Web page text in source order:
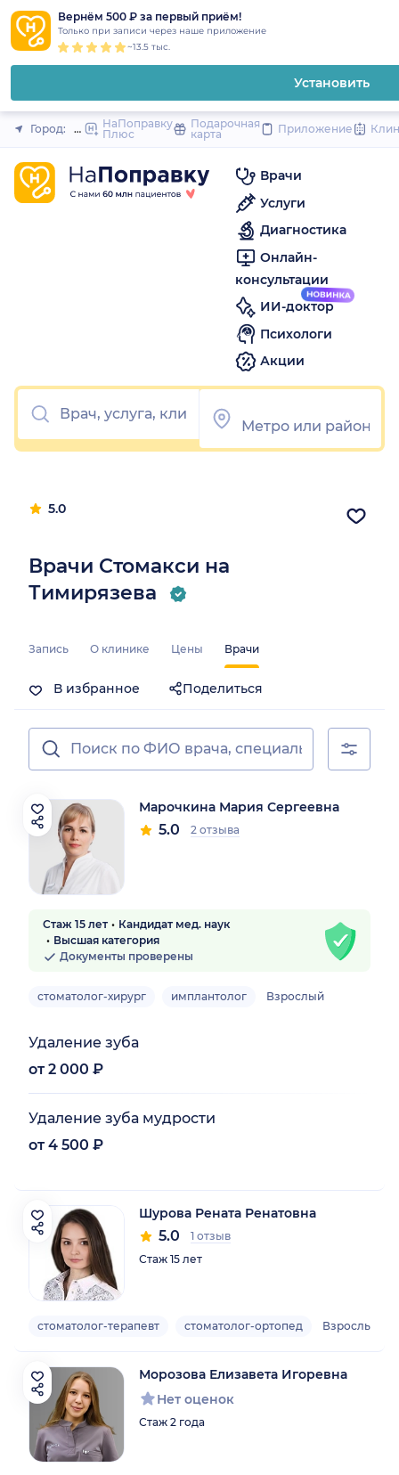
Вернём 500 ₽ за первый приём!
Только при записи через наше приложение
~13.5 тыс.
Установить
Закрыть
Город: Нижний Новгород
НаПоправку
Плюс
Подарочная
карта
Приложение
Врачи
Услуги
Диагностика
Онлайн-
консультации
ИИ-доктор
Психологи
Акции
Врачи Стомакси на
Тимирязева
5.0
Запись О клинике Цены Врачи
В избранное Поделиться
Марочкина Мария Сергеевна
5.0 2 отзыва
Стаж 15 лет
Кандидат мед. наук
Высшая категория
Документы проверены
стоматолог-хирург имплантолог Взрослый
Удаление зуба
от 2 000 ₽
Удаление зуба мудрости
от 4 500 ₽
Шурова Рената Ренатовна
5.0
1 отзыв
Стаж 15 лет
стоматолог-терапевт стоматолог-ортопед Взрослый
Морозова Елизавета Игоревна
Нет оценок
Стаж 2 года